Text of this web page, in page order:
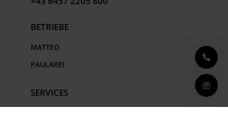
BETRIEBE
MATTEO
PAULAREI
SERVICES